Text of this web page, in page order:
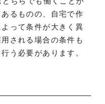
るものの、自宅で作
って条件が大きく異
される場合の条件も
う必要があります。